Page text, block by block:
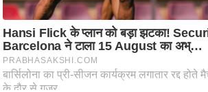
म
यि
क
मा
तृ